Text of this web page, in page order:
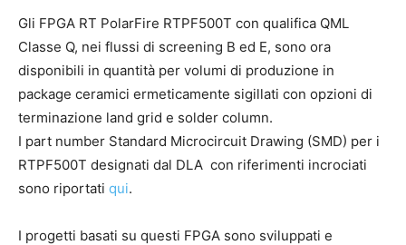
Gli FPGA RT PolarFire RTPF500T con qualifica QML
Classe Q, nei flussi di screening B ed E, sono ora
disponibili in quantità per volumi di produzione in
package ceramici ermeticamente sigillati con opzioni di
terminazione land grid e solder column.
I part number Standard Microcircuit Drawing (SMD) per i
RTPF500T designati dal DLA con riferimenti incrociati
sono riportati qui.
I progetti basati su questi FPGA sono sviluppati e